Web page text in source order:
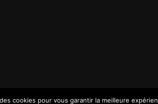
cookies pour vous garantir la meilleure